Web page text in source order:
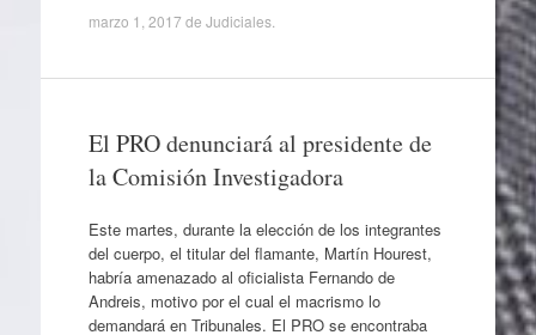
marzo 1, 2017 de Judiciales.
El PRO denunciará al presidente de
la Comisión Investigadora
Este martes, durante la elección de los integrantes
del cuerpo, el titular del flamante, Martín Hourest,
habría amenazado al oficialista Fernando de
Andreis, motivo por el cual el macrismo lo
demandará en Tribunales. El PRO se encontraba